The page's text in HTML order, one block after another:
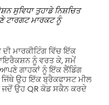
ਸੁਵਿਧਾ ਤੁਹਾਡੇ ਨਿਸ਼ਚਿਤ
ਟਾਰਗਟ ਮਾਰਕਟ ਨੂੰ
ਮਾਰਕੀਟਿੰਗ ਵਿੱਚ ਇੱਕ
ਨੂੰ ਵਰਤ ਕੇ, ਸਮੇਂ
ਗਾਹਕਾਂ ਨੂੰ ਇੱਕ ਲੈਂਡਿੰਗ
ਉਹ ਇੱਕ ਬ੍ਰੈਕਫਾਸਟ ਮੀਲ
ਜਦੋਂ ਉਹ QR ਕੋਡ ਸਕੈਨ ਕਰਦੇ